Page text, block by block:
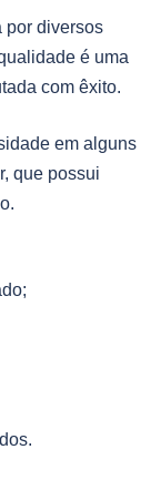
por diversos
é uma
com êxito.
em alguns
que possui